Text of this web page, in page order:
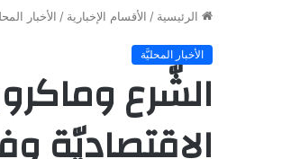
الرئيسية / الأقسام الإخبارية / الأخبار
الأخبار المحليَّة
الشّرع